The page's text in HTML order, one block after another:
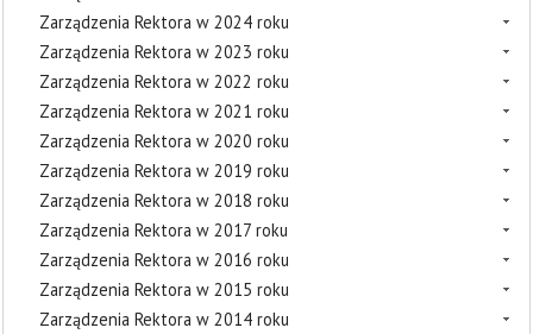
Zarządzenia Rektora w 2024 roku
Zarządzenia Rektora w 2023 roku
Zarządzenia Rektora w 2022 roku
Zarządzenia Rektora w 2021 roku
Zarządzenia Rektora w 2020 roku
Zarządzenia Rektora w 2019 roku
Zarządzenia Rektora w 2018 roku
Zarządzenia Rektora w 2017 roku
Zarządzenia Rektora w 2016 roku
Zarządzenia Rektora w 2015 roku
Zarządzenia Rektora w 2014 roku